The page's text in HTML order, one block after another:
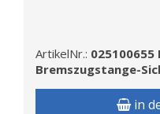
ArtikelNr.: 025100655
Bremszugstange-
in